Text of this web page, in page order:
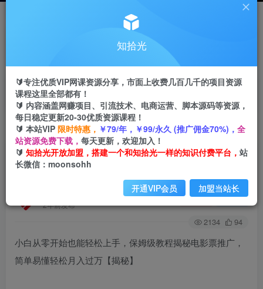
首页 创业课程 会员免费 正文
小白从零开始也能轻松上手，保姆级教程揭秘电影
票推广，简单易懂轻松月入过万【揭秘】
2年前发布
关注 私信
2134 94
小白从零开始也能轻松上手，保姆级教程揭秘电影票推广，
简单易懂轻松月入过万【揭秘】
知拾光
🔰专注优质VIP网课资源分享，市面上收费几百几千的项目资源
课程这里全部都有！
🔰 内容涵盖网赚项目、引流技术、电商运营、脚本源码等资源，
每日稳定更新20-30优质资源课程！
🔰 本站VIP 限时特惠， ￥79/年，￥99/永久 (推广佣金70%)， 全
站资源免费下载， 每天更新，欢迎加入！
🔰 知拾光开放加盟，搭建一个和知拾光一样的知识付费平台， 站
长微信：moonsohh
开通VIP会员 加盟当站长